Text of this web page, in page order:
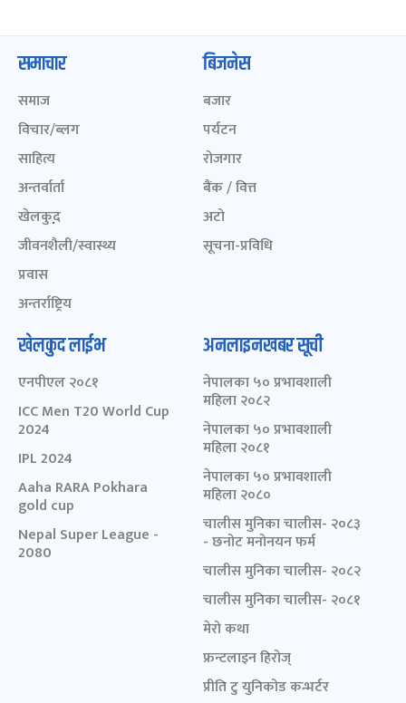
समाचार
समाज
विचार/ब्लग
साहित्य
अन्तर्वार्ता
खेलकुद़़
जीवनशैली/स्वास्थ्य
प्रवास
अन्तर्राष्ट्रिय
बिजनेस
बजार
पर्यटन
रोजगार
बैंक / वित्त
अटो
सूचना-प्रविधि
खेलकुद लाईभ
एनपीएल २०८१
ICC Men T20 World Cup
2024
IPL 2024
Aaha RARA Pokhara
gold cup
Nepal Super League -
2080
अनलाइनखबर सूची
नेपालका ५० प्रभावशाली
महिला २०८२
नेपालका ५० प्रभावशाली
महिला २०८१
नेपालका ५० प्रभावशाली
महिला २०८०
चालीस मुनिका चालीस- २०८३
- छनोट मनोनयन फर्म
चालीस मुनिका चालीस- २०८२
चालीस मुनिका चालीस- २०८१
मेरो कथा
फ्रन्टलाइन हिरोज्
प्रीति टु युनिकोड कन्भर्टर